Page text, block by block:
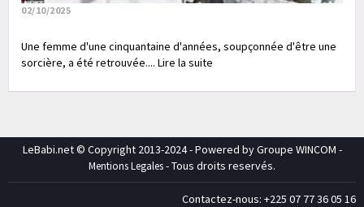
02/10/2025
Une femme d'une cinquantaine d'années, soupçonnée d'être une
sorcière, a été retrouvée.... Lire la suite
LeBabi.net © Copyright 2013-2024 - Powered by Groupe WINCOM -
Mentions Legales- Tous droits reservés.
Contactez-nous: +225 07 77 36 05 16